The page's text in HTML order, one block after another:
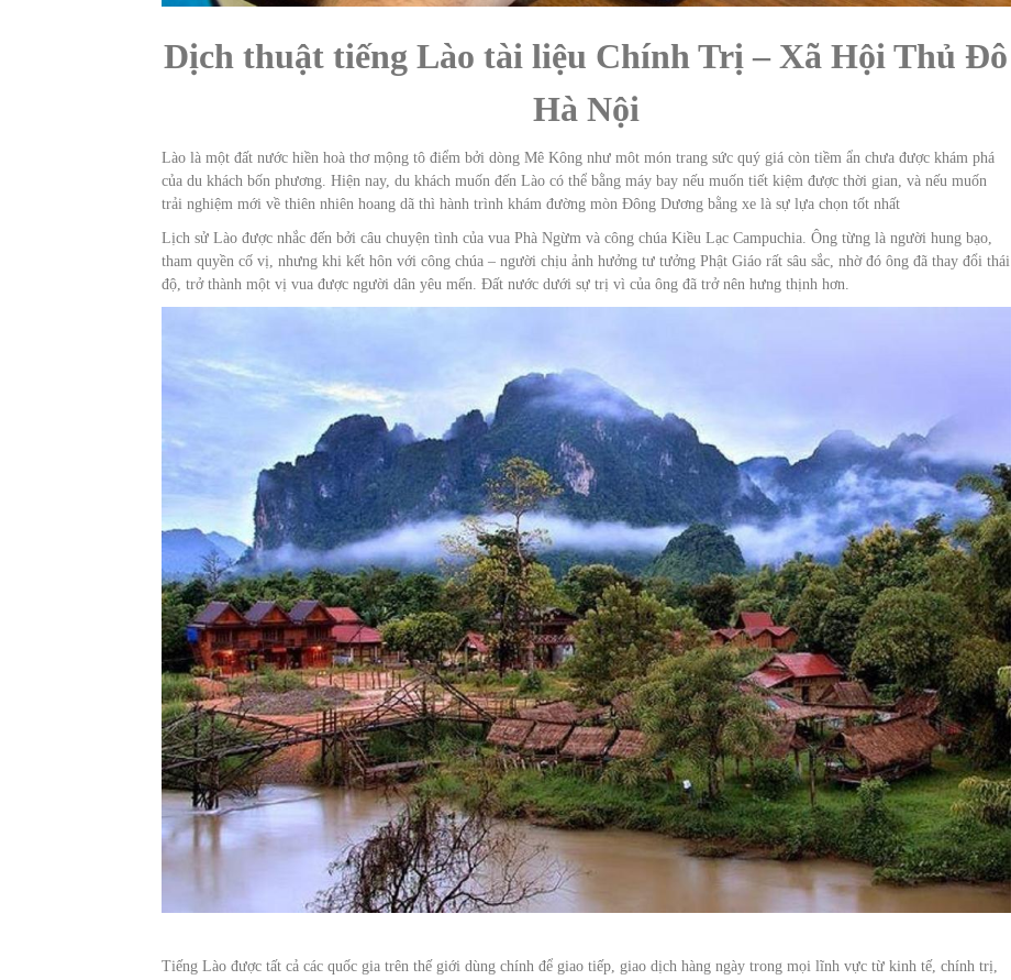
Dịch thuật tiếng Lào tài liệu Chính Trị – Xã Hội Thủ Đô
Hà Nội
Lào là một đất nước hiền hoà thơ mộng tô điểm bởi dòng Mê Kông như môt món trang sức quý giá còn tiềm ẩn chưa được khám phá
của du khách bốn phương. Hiện nay, du khách muốn đến Lào có thể bằng máy bay nếu muốn tiết kiệm được thời gian, và nếu muốn
trải nghiệm mới về thiên nhiên hoang dã thì hành trình khám đường mòn Đông Dương bằng xe là sự lựa chọn tốt nhất
Lịch sử Lào được nhắc đến bởi câu chuyện tình của vua Phà Ngừm và công chúa Kiều Lạc Campuchia. Ông từng là người hung bạo,
tham quyền cố vị, nhưng khi kết hôn với công chúa – người chịu ảnh hưởng tư tưởng Phật Giáo rất sâu sắc, nhờ đó ông đã thay đổi thái
độ, trở thành một vị vua được người dân yêu mến. Đất nước dưới sự trị vì của ông đã trở nên hưng thịnh hơn.
Tiếng Lào được tất cả các quốc gia trên thế giới dùng chính để giao tiếp, giao dịch hàng ngày trong mọi lĩnh vực từ kinh tế, chính trị,